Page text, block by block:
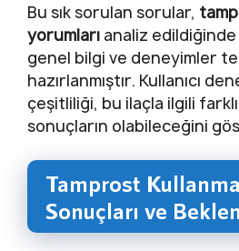
Bu sık sorulan sorular,
yorumları analiz edildiğinde
genel bilgi ve deneyimler
hazırlanmıştır. Kullanıcı
çeşitliliği, bu ilaçla ilgili
sonuçların olabileceğini
Tamprost
Sonuçları ve